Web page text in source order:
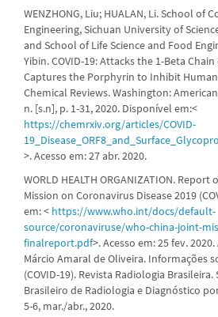
WENZHONG, Liu; HUALAN, Li. School of
Engineering, Sichuan University of
and School of Life Science and Food
Yibin. COVID-19: Attacks the 1-Beta
Captures the Porphyrin to Inhibit
Chemical Reviews. Washington:
n. [s.n], p. 1-31, 2020. Disponível em:<
https://chemrxiv.org/articles/COVID-
>. Acesso em: 27 abr. 2020.
WORLD HEALTH ORGANIZATION.
Mission on Coronavirus Disease 2019
em: < https://www.who.int/docs/default-
source/coronaviruse/who-china-joint-
finalreport.pdf>. Acesso em: 25 fev.
Márcio Amaral de Oliveira. Informações
(COVID-19). Revista Radiologia Brasileira.
Brasileiro de Radiologia e Diagnóstico
5-6, mar./abr., 2020.